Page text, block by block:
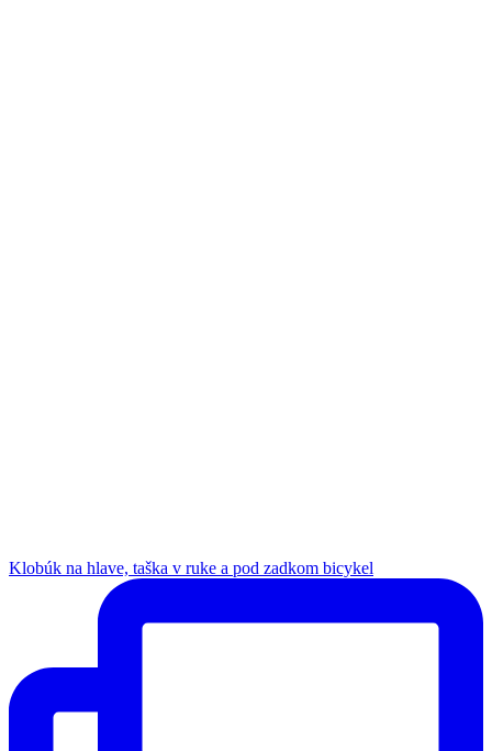
Klobúk na hlave, taška v ruke a pod zadkom bicykel